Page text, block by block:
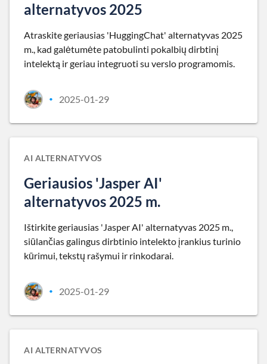
alternatyvos 2025
Atraskite geriausias 'HuggingChat' alternatyvas 2025
m., kad galėtumėte patobulinti pokalbių dirbtinį
intelektą ir geriau integruoti su verslo programomis.
• 2025-01-29
AI ALTERNATYVOS
Geriausios 'Jasper AI'
alternatyvos 2025 m.
Ištirkite geriausias 'Jasper AI' alternatyvas 2025 m.,
siūlančias galingus dirbtinio intelekto įrankius turinio
kūrimui, tekstų rašymui ir rinkodarai.
• 2025-01-29
AI ALTERNATYVOS